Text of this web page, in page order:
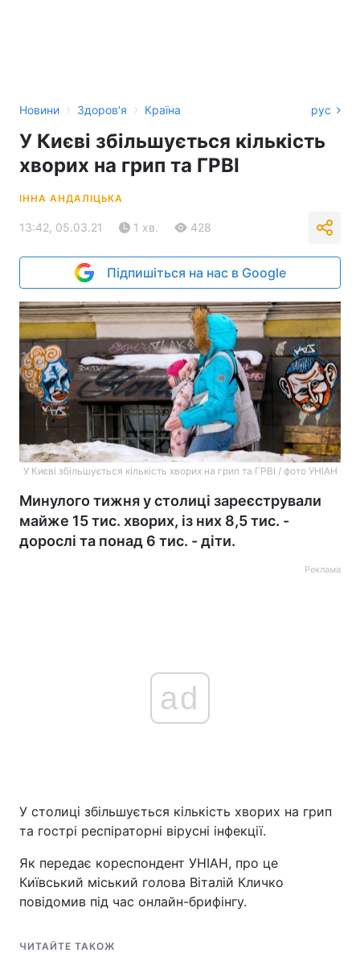
Новини › Здоров'я › Країна рус
У Києві збільшується кількість
хворих на грип та ГРВІ
ІННА АНДАЛІЦЬКА
13:42, 05.03.21 1 хв. 428
Підпишіться на нас в Google
У Києві збільшується кількість хворих на грип та ГРВІ / фото УНІАН
Минулого тижня у столиці зареєстрували
майже 15 тис. хворих, із них 8,5 тис. -
дорослі та понад 6 тис. - діти.
Реклама
ad
У столиці збільшується кількість хворих на грип
та гострі респіраторні вірусні інфекції.
Як передає кореспондент УНІАН, про це
Київський міський голова Віталій Кличко
повідомив під час онлайн-брифінгу.
ЧИТАЙТЕ ТАКОЖ